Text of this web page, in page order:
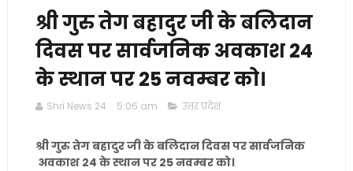
श्री गुरु तेग बहादुर जी के बलिदान
दिवस पर सार्वजनिक अवकाश 24
के स्थान पर 25 नवम्बर को।
Shri News 24 5:06 am उत्तर प्रदेश
श्री गुरु तेग बहादुर जी के बलिदान दिवस पर सार्वजनिक
अवकाश 24 के स्थान पर 25 नवम्बर को।